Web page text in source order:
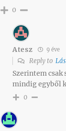
0
Atesz 9 éve
Reply to
Szerintem
mindig egyből
0